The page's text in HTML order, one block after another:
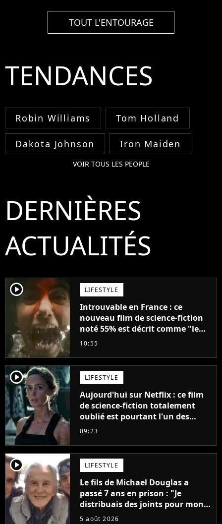
TOUT L'ENTOURAGE
TENDANCES
Robin Williams Tom Holland
Dakota Johnson Iron Maiden
VOIR TOUS LES PEOPLE
DERNIÈRES
ACTUALITÉS
player2 LIFESTYLE
Introuvable en France : ce
nouveau film de science-fiction
noté 55% est décrit comme "le
plus stupide de l'année"
10:55
player2 LIFESTYLE
Aujourd'hui sur Netflix : ce film
de science-fiction totalement
oublié est pourtant l'un des
meilleurs des années 2010
09:23
player2 LIFESTYLE
Le fils de Michael Douglas a
passé 7 ans en prison : "Je
distribuais des joints pour mon
père"
5 août 2026